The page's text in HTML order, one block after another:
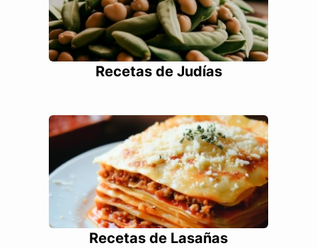
Recetas de Judías
Recetas de Lasañas